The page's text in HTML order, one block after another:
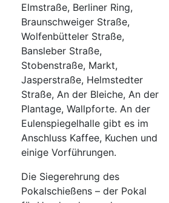
Elmstraße, Berliner Ring,
Braunschweiger Straße,
Wolfenbütteler Straße,
Bansleber Straße,
Stobenstraße, Markt,
Jasperstraße, Helmstedter
Straße, An der Bleiche, An der
Plantage, Wallpforte. An der
Eulenspiegelhalle gibt es im
Anschluss Kaffee, Kuchen und
einige Vorführungen.
Die Siegerehrung des
Pokalschießens – der Pokal